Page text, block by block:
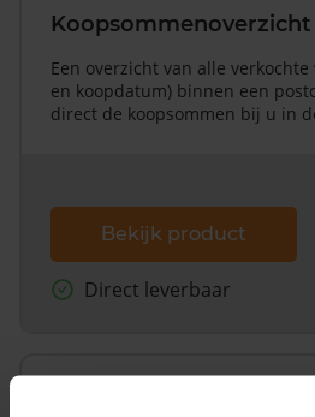
Koopsommenoverzicht
Een overzicht van alle
en koopdatum) binnen een
direct de koopsommen bij u in
Bekijk product
Direct leverbaar